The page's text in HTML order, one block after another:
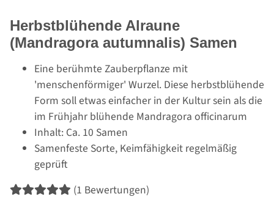
Herbstblühende Alraune
(Mandragora autumnalis) Samen
Eine berühmte Zauberpflanze mit
'menschenförmiger' Wurzel. Diese herbstblühende
Form soll etwas einfacher in der Kultur sein als die
im Frühjahr blühende Mandragora officinarum
Inhalt: Ca. 10 Samen
Samenfeste Sorte, Keimfähigkeit regelmäßig
geprüft
(1 Bewertungen)